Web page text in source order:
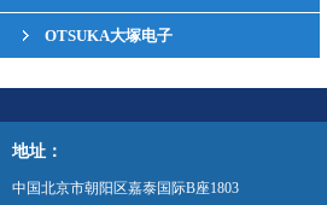
OTSUKA大塚电子
地址：
中国北京市朝阳区嘉泰国际B座1803